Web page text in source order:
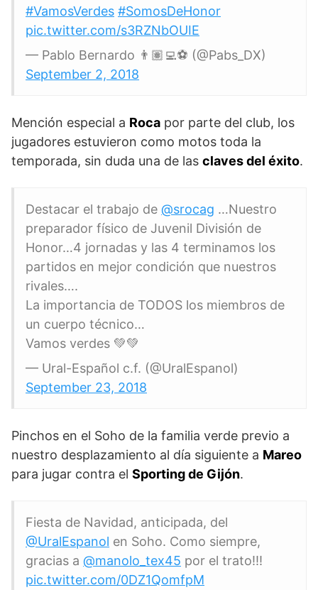
#VamosVerdes #SomosDeHonor
pic.twitter.com/s3RZNbOUIE
— Pablo Bernardo 👨🏽‍💻⚽️ (@Pabs_DX)
September 2, 2018
Mención especial a Roca por parte del club, los
jugadores estuvieron como motos toda la
temporada, sin duda una de las claves del éxito.
Destacar el trabajo de @srocag …Nuestro
preparador físico de Juvenil División de
Honor…4 jornadas y las 4 terminamos los
partidos en mejor condición que nuestros
rivales….
La importancia de TODOS los miembros de
un cuerpo técnico…
Vamos verdes 💚💚
— Ural-Español c.f. (@UralEspanol)
September 23, 2018
Pinchos en el Soho de la familia verde previo a
nuestro desplazamiento al día siguiente a Mareo
para jugar contra el Sporting de Gijón.
Fiesta de Navidad, anticipada, del
@UralEspanol en Soho. Como siempre,
gracias a @manolo_tex45 por el trato!!!
pic.twitter.com/0DZ1QomfpM